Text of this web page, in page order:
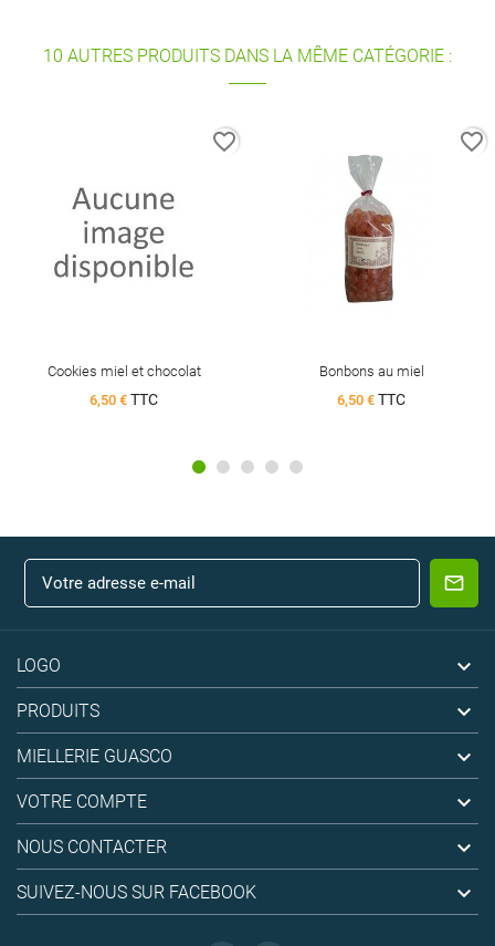
10 AUTRES PRODUITS DANS LA MÊME CATÉGORIE :
Cookies miel et chocolat
6,50 € TTC
favorite_border
Bonbons au miel
6,50 € TTC
favorite_border
LOGO 
PRODUITS 
MIELLERIE GUASCO 
VOTRE COMPTE 
NOUS CONTACTER 
SUIVEZ-NOUS SUR FACEBOOK 